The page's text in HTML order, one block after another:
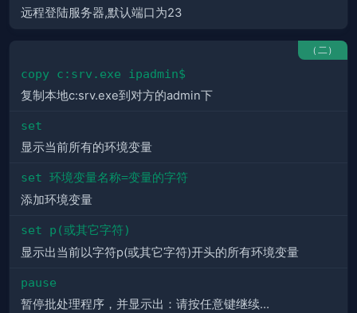
远程登陆服务器,默认端口为23
（二）
copy c:srv.exe ipadmin$
复制本地c:srv.exe到对方的admin下
set
显示当前所有的环境变量
set 环境变量名称=变量的字符
添加环境变量
set p(或其它字符)
显示出当前以字符p(或其它字符)开头的所有环境变量
pause
暂停批处理程序，并显示出：请按任意键继续…